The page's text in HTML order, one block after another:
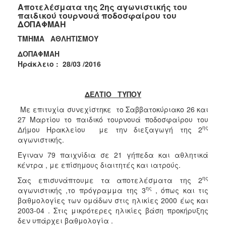
ΔΗΜΟΣ
ΑΝΘΕΚΤΙΚΗ
Αποτελέσματα της 2ης αγωνιστικής του
παιδικού τουρνουά ποδοσφαίρου του
ΔΟΠΑΦΜΑΗ
ΤΜΗΜΑ ΑΘΛΗΤΙΣΜΟΥ
ΔΟΠΑΦΜΑΗ
Ηράκλειο : 28/03 /2016
ΔΕΛΤΙΟ ΤΥΠΟΥ
Με επιτυχία συνεχίστηκε το Σαββατοκύριακο 26 και
27 Μαρτίου το παιδικό τουρνουά ποδοσφαίρου του
Δήμου Ηρακλείου με την διεξαγωγή της 2ης
αγωνιστικής.
Έγιναν 79 παιχνίδια σε 21 γήπεδα και αθλητικά
κέντρα , με επίσημους διαιτητές και ιατρούς.
Σας επισυνάπτουμε τα αποτελέσματα της 2ης
αγωνιστικής ,το πρόγραμμα της 3ης , όπως και τις
βαθμολογίες των ομάδων στις ηλικίες 2000 έως και
2003-04 . Στις μικρότερες ηλικίες βάση προκήρυξης
δεν υπάρχει βαθμολογία .